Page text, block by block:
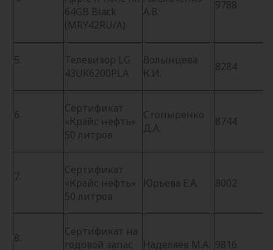
64GB Black
(MRY42RU/A)
А.В.
9788
5.
Телевизор LG
43UK6200PLA
Волынцева
К.И.
8284
6.
Сертификат
«Крайс нефть»
50 литров
Стопыренко
Д.А.
8744
7.
Сертификат
«Крайс нефть»
50 литров
Юрьева Е.А. 8002
8.
Сертификат на
годовой запас
Наделяев М.А. 9816